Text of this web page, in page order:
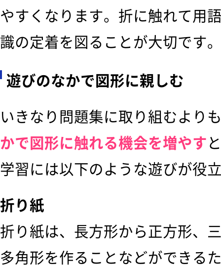
やすくなります。折に触れて用
識の定着を図ることが大切です
遊びのなかで図形に親しむ
いきなり問題集に取り組むより
かで図形に触れる機会を増やす
学習には以下のような遊びが役
折り紙
折り紙は、長方形から正方形、
多角形を作ることなどができる